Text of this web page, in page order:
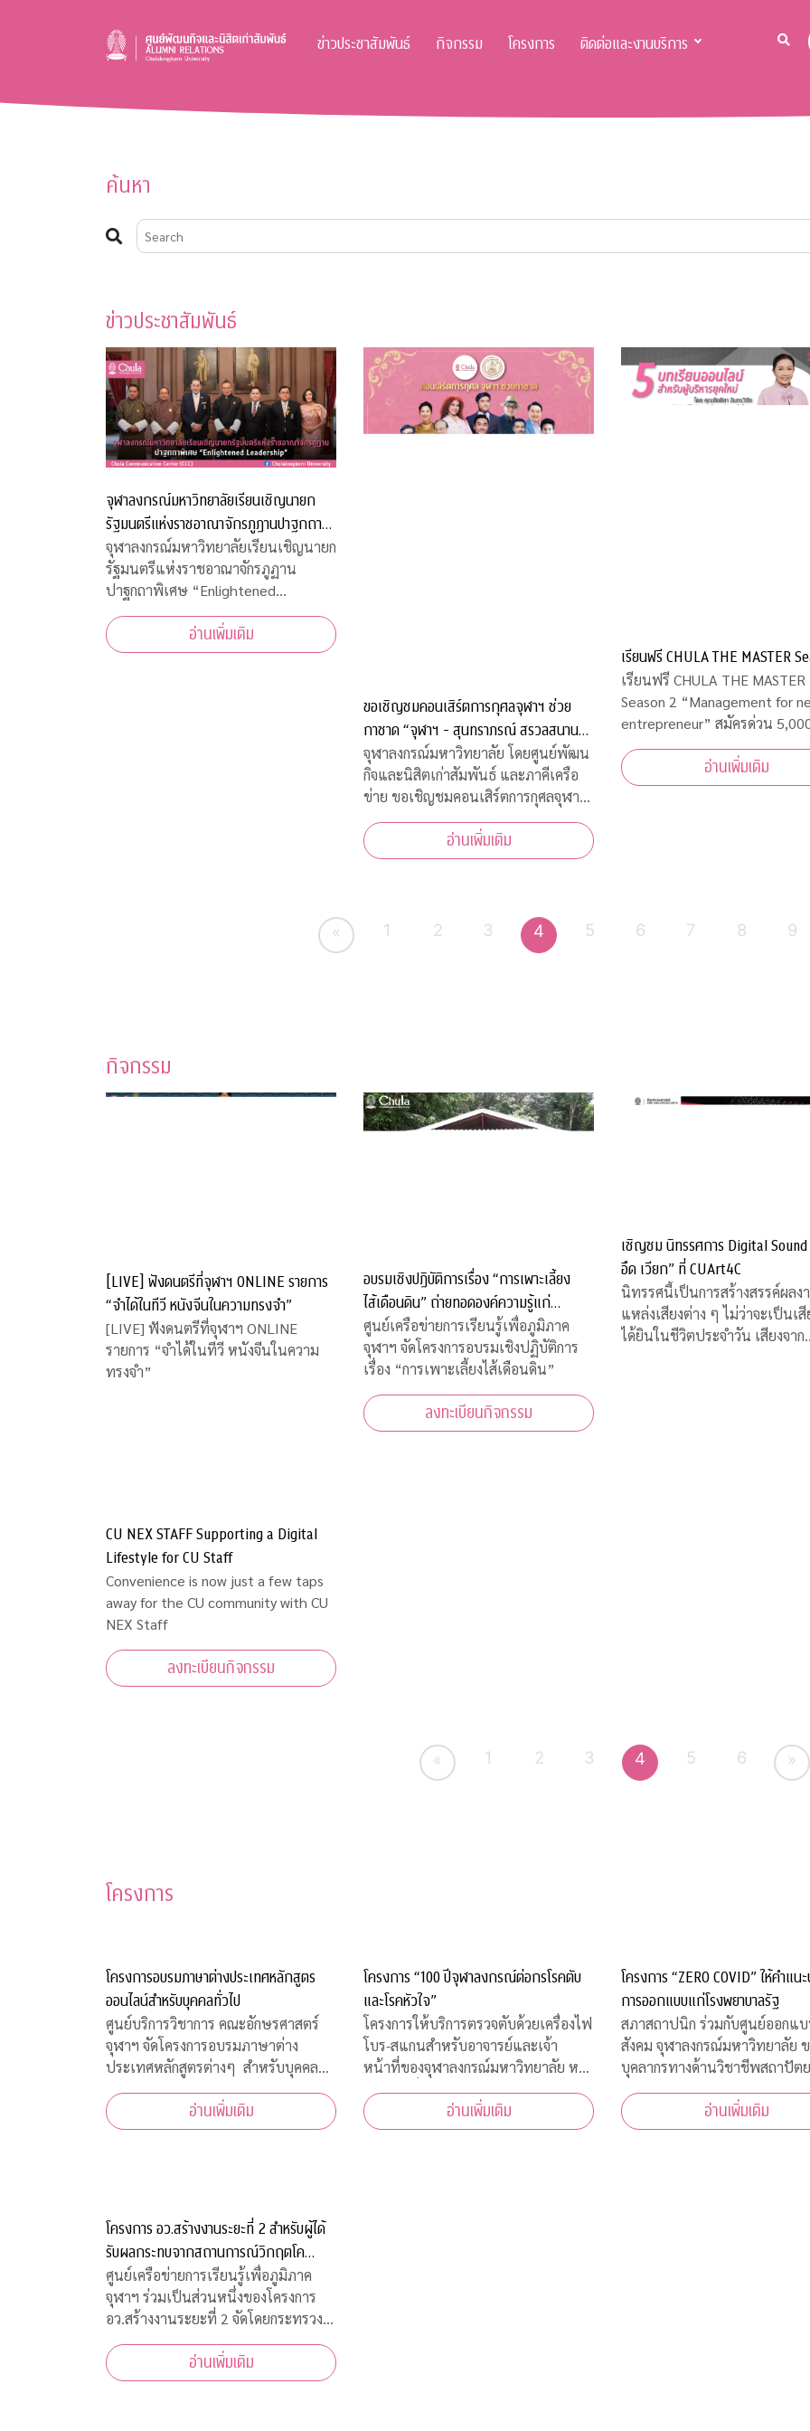
ข่าวประชาสัมพันธ์ กิจกรรม โครงการ ติดต่อและงานบริการ
ค้นหา
ข่าวประชาสัมพันธ์
จุฬาลงกรณ์มหาวิทยาลัยเรียนเชิญนายก
รัฐมนตรีแห่งราชอาณาจักรภูฏานปาฐกถา
พิเศษ “Enlightened Leadership”
จุฬาลงกรณ์มหาวิทยาลัยเรียนเชิญนายก
รัฐมนตรีแห่งราชอาณาจักรภูฏาน
ปาฐกถาพิเศษ “Enlightened
Leadership”
อ่านเพิ่มเติม
ขอเชิญชมคอนเสิร์ตการกุศลจุฬาฯ ช่วย
กาชาด “จุฬาฯ - สุนทราภรณ์ สรวลสนาน
กาชาด 100 ปี”
จุฬาลงกรณ์มหาวิทยาลัย โดยศูนย์พัฒน
กิจและนิสิตเก่าสัมพันธ์ และภาคีเครือ
ข่าย ขอเชิญชมคอนเสิร์ตการกุศลจุฬาฯ
ช่วยกาชาด “จุฬาฯ - สุนทราภรณ์ สรวล
สนาน กาชาด 100 ปี” เพลินเพลงดัง
ระดับตำนานของวงสุนทราภรณ์ที่เราคุ้น
อ่านเพิ่มเติม
เรียนฟรี CHULA THE MASTER
เรียนฟรี CHULA THE MASTER
Season 2 “Management for new
entrepreneur” สมัครด่วน 5,000 ที่นั่ง
เท่านั้น
อ่านเพิ่มเติม
« 1 2 3 4 5 6 7 8 9
กิจกรรม
[LIVE] ฟังดนตรีที่จุฬาฯ ONLINE รายการ
“จำได้ในทีวี หนังจีนในความทรงจำ”
[LIVE] ฟังดนตรีที่จุฬาฯ ONLINE
รายการ “จำได้ในทีวี หนังจีนในความ
ทรงจำ”
อบรมเชิงปฏิบัติการเรื่อง “การเพาะเลี้ยง
ไส้เดือนดิน” ถ่ายทอดองค์ความรู้แก่
เกษตรกรและผู้ที่สนใจ
ศูนย์เครือข่ายการเรียนรู้เพื่อภูมิภาค
จุฬาฯ จัดโครงการอบรมเชิงปฏิบัติการ
เรื่อง “การเพาะเลี้ยงไส้เดือนดิน”
ลงทะเบียนกิจกรรม
เชิญชม นิทรรศการ Digital
อึด เวียก” ที่ CUArt4C
นิทรรศนี้เป็นการสร้างสรรค์ผลง
แหล่งเสียงต่าง ๆ ไม่ว่าจะเป็นเ
ได้ยินในชีวิตประจำวัน เสียงจาก
CU NEX STAFF Supporting a Digital
Lifestyle for CU Staff
Convenience is now just a few taps
away for the CU community with CU
NEX Staff
ลงทะเบียนกิจกรรม
« 1 2 3 4 5 6 »
โครงการ
โครงการอบรมภาษาต่างประเทศหลักสูตร
ออนไลน์สำหรับบุคคลทั่วไป
ศูนย์บริการวิชาการ คณะอักษรศาสตร์
จุฬาฯ จัดโครงการอบรมภาษาต่าง
ประเทศหลักสูตรต่างๆ สำหรับบุคคล
ทั่วไป รอบปลายปี 2563 โดยจัดอบรม
หลักสูตรออนไลน์ เพื่อความปลอดภัย
ของผู้สอนและผู้เข้าร่วมการอบรมทุกคน
อ่านเพิ่มเติม
โครงการ “100 ปีจุฬาลงกรณ์ต่อกรโรคตับ
และโรคหัวใจ”
โครงการให้บริการตรวจตับด้วยเครื่องไฟ
โบร-สแกนสำหรับอาจารย์และเจ้า
หน้าที่ของจุฬาลงกรณ์มหาวิทยาลัย หรือ
เจ้าหน้าที่โรงพยาบาลจุฬาลงกรณ์
สภากาชาดไทย ระหว่างวันที่ 16-18
มีนาคม 2563 เวลา 08.00-15.00 ณ
อ่านเพิ่มเติม
โครงการ “ZERO COVID” ให้คำแน
การออกแบบแก่โรงพยาบาลรัฐ
สภาสถาปนิก ร่วมกับศูนย์ออกแ
สังคม จุฬาลงกรณ์มหาวิทยาลัย
บุคลากรทางด้านวิชาชีพสถาปัต
และการออกแบบในสาขาต่างๆ
โครงการ “ZERO COVID” เพื่อ
ช่วยเหลือด้านการออกแบบแก่โร
อ่านเพิ่มเติม
โครงการ อว.สร้างงานระยะที่ 2 สำหรับผู้ได้
รับผลกระทบจากสถานการณ์วิกฤตโค
วิด-19
ศูนย์เครือข่ายการเรียนรู้เพื่อภูมิภาค
จุฬาฯ ร่วมเป็นส่วนหนึ่งของโครงการ
อว.สร้างงานระยะที่ 2 จัดโดยกระทรวง
การอุดมศึกษา วิทยาศาสตร์ วิจัยและ
นวัตกรรม เพื่อสร้างงานสำหรับผู้ได้รับ
ผลกระทบจากสถานการณ์วิกฤตโควิด-19
อ่านเพิ่มเติม